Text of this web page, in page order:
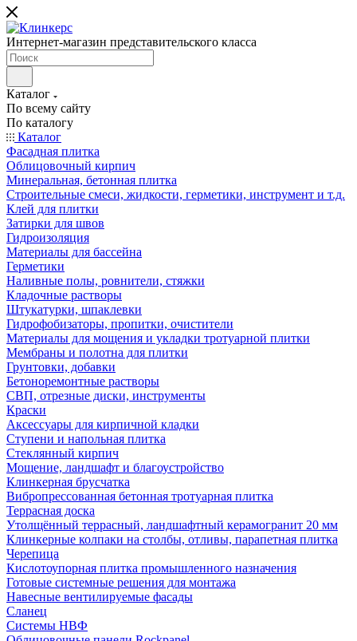
Интернет-магазин представительского класса
Каталог
По всему сайту
По каталогу
Каталог
Фасадная плитка
Облицовочный кирпич
Минеральная, бетонная плитка
Строительные смеси, жидкости, герметики, инструмент и т.д.
Клей для плитки
Затирки для швов
Гидроизоляция
Материалы для бассейна
Герметики
Наливные полы, ровнители, стяжки
Кладочные растворы
Штукатурки, шпаклевки
Гидрофобизаторы, пропитки, очистители
Материалы для мощения и укладки тротуарной плитки
Мембраны и полотна для плитки
Грунтовки, добавки
Бетоноремонтные растворы
СВП, отрезные диски, инструменты
Краски
Аксессуары для кирпичной кладки
Ступени и напольная плитка
Cтеклянный кирпич
Мощение, ландшафт и благоустройство
Клинкерная брусчатка
Вибропрессованная бетонная тротуарная плитка
Террасная доска
Утолщённый террасный, ландшафтный керамогранит 20 мм
Клинкерные колпаки на столбы, отливы, парапетная плитка
Черепица
Кислотоупорная плитка промышленного назначения
Готовые системные решения для монтажа
Навесные вентилируемые фасады
Сланец
Системы НВФ